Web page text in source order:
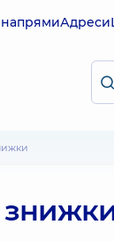
напрямиАдреси